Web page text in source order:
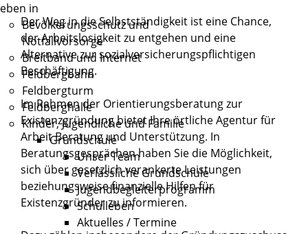
in
Bevölkerungsschutz und
Notfallvorsorge
Breitband und Internet
Feldbergbahn
Feldbergturm
Feldberghalle
Kinder, Jugendliche und Familie
Grundschule
Unser Team
Verlässliche Grundschule
Jugendbegleiterprogramm
Schulleben
Aktuelles / Termine
Der Weg in die Selbstständigkeit ist eine Chance,
der Arbeitslosigkeit zu entgehen und eine
Alternative zur sozialversicherungspflichtigen
Beschäftigung.
Im Rahmen der Orientierungsberatung zur
Existenzgründung bietet Ihre örtliche Agentur für
Arbeit Beratung und Unterstützung. In
Beratungsgesprächen haben Sie die Möglichkeit,
sich über gesetzlich verankerte Leistungen
beziehungsweise finanzielle Hilfen für
Existenzgründer zu informieren.